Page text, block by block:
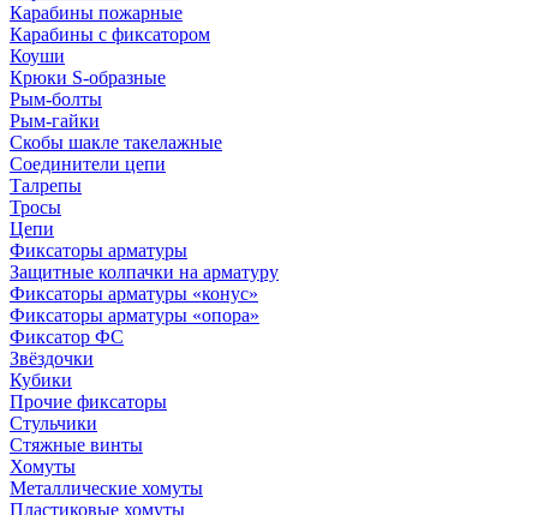
Карабины пожарные
Карабины с фиксатором
Коуши
Крюки S-образные
Рым-болты
Рым-гайки
Скобы шакле такелажные
Соединители цепи
Талрепы
Тросы
Цепи
Фиксаторы арматуры
Защитные колпачки на арматуру
Фиксаторы арматуры «конус»
Фиксаторы арматуры «опора»
Фиксатор ФС
Звёздочки
Кубики
Прочие фиксаторы
Стульчики
Стяжные винты
Хомуты
Металлические хомуты
Пластиковые хомуты